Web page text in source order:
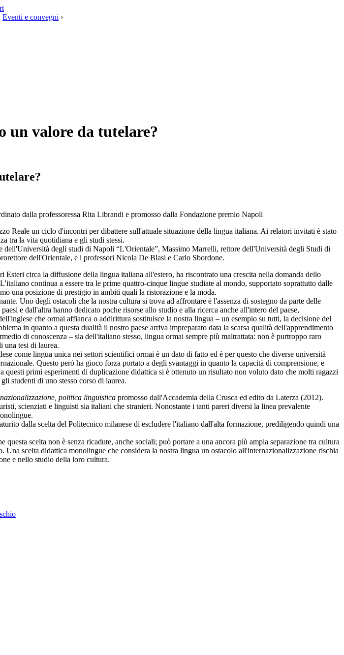
Eventi e convegni ›
un valore da tutelare?
dalla professoressa Rita Librandi e promosso dalla Fondazione premio Napoli
Reale un ciclo d'incontri per dibattere sull'attuale situazione della lingua italiana. Ai relatori invitati è stato
tra la vita quotidiana e gli studi stessi.
degli studi di Napoli “L'Orientale”, Massimo Marrelli, rettore dell'Università degli Studi di
dell'Orientale, e i professori Nicola De Blasi e Carlo Sbordone.
circa la diffusione della lingua italiana all'estero, ha riscontrato una crescita nella domanda dello
continua a essere tra le prime quattro-cinque lingue studiate al mondo, supportato soprattutto dalle
una posizione di prestigio in ambiti quali la ristorazione e la moda.
Uno degli ostacoli che la nostra cultura si trova ad affrontare è l'assenza di sostegno da parte delle
e dall'altra hanno dedicato poche risorse allo studio e alla ricerca anche all'intero del paese,
che ormai affianca o addirittura sostituisce la nostra lingua – un esempio su tutti, la decisione del
in quanto a questa dualità il nostro paese arriva impreparato data la scarsa qualità dell'apprendimento
di conoscenza – sia dell'italiano stesso, lingua ormai sempre più maltrattata: non è purtroppo raro
una tesi di laurea.
come lingua unica nei settori scientifici ormai è un dato di fatto ed è per questo che diverse università
Questo però ha gioco forza portato a degli svantaggi in quanto la capacità di comprensione, e
primi esperimenti di duplicazione didattica si è ottenuto un risultato non voluto dato che molti ragazzi
studenti di uno stesso corso di laurea.
politica linguistica promosso dall'Accademia della Crusca ed edito da Laterza (2012).
scienziati e linguisti sia italiani che stranieri. Nonostante i tanti pareri diversi la linea prevalente
dalla scelta del Politecnico milanese di escludere l'italiano dall'alta formazione, prediligendo quindi una
scelta non è senza ricadute, anche sociali; può portare a una ancora più ampia separazione tra cultura
scelta didattica monolingue che considera la nostra lingua un ostacolo all'internazionalizzazione rischia
e nello studio della loro cultura.